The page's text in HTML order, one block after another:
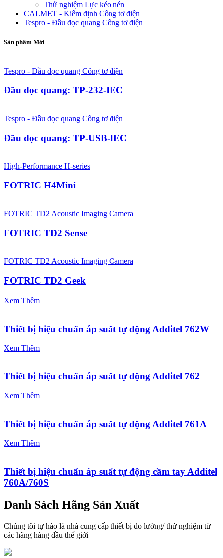
Thử nghiệm Lực kéo nén
CALMET - Kiểm định Công tơ điện
Tespro - Đầu đọc quang Công tơ điện
Sản phẩm Mới
Tespro - Đầu đọc quang Công tơ điện
Đầu đọc quang: TP-232-IEC
Tespro - Đầu đọc quang Công tơ điện
Đầu đọc quang: TP-USB-IEC
High-Performance H-series
FOTRIC H4Mini
FOTRIC TD2 Acoustic Imaging Camera
FOTRIC TD2 Sense
FOTRIC TD2 Acoustic Imaging Camera
FOTRIC TD2 Geek
Xem Thêm
Thiết bị hiệu chuẩn áp suất tự động Additel 762W
Xem Thêm
Thiết bị hiệu chuẩn áp suất tự động Additel 762
Xem Thêm
Thiết bị hiệu chuẩn áp suất tự động Additel 761A
Xem Thêm
Thiết bị hiệu chuẩn áp suất tự động cầm tay Additel
760A/760S
Danh Sách Hãng Sản Xuất
Chúng tôi tự hào là nhà cung cấp thiết bị đo lường/ thử nghiệm từ
các hãng hàng đầu thế giới